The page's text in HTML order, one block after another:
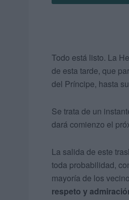
Todo está listo. La
de esta tarde, que
del Príncipe, hasta
Se trata de un
dará comienzo el
La salida de este
toda probabilidad,
mayoría de los
respeto y